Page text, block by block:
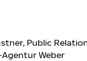
Public
Agentur Weber